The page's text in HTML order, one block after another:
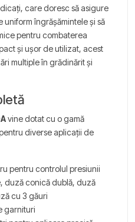
care doresc să asigure
îngrășămintele și să
pentru combaterea
și ușor de utilizat, acest
multiple în grădinărit și
vine dotat cu o gamă
diverse aplicații de
pentru controlul presiunii
duză conică dublă, duză
cu 3 găuri
garnituri